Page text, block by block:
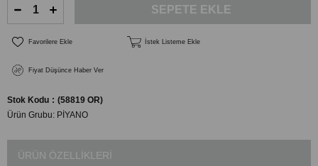
Favorilere Ekle İstek Listeme Ekle
Fiyat Düşünce Haber Ver
Stok Kodu
(58819 OR)
Ürün Grubu: PİYANO
ÜRÜN ÖZELLIKLERI